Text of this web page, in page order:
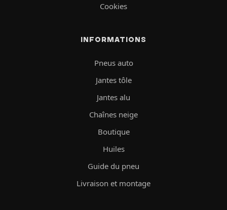
Cookies
INFORMATIONS
Pneus auto
Jantes tôle
Jantes alu
Chaînes neige
Boutique
Huiles
Guide du pneu
Livraison et montage